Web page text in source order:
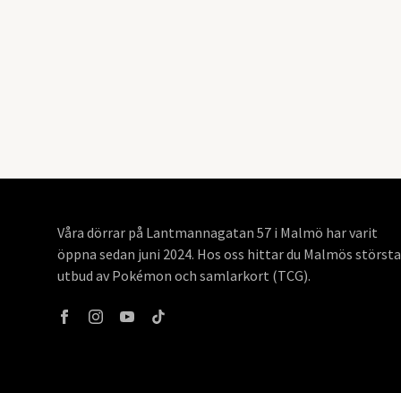
Våra dörrar på Lantmannagatan 57 i Malmö har varit
öppna sedan juni 2024. Hos oss hittar du Malmös största
utbud av Pokémon och samlarkort (TCG).